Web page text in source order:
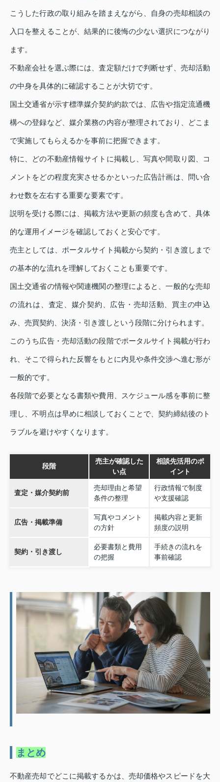
こうした行政の取り組みを踏まえながら、自身の売却相談の
入口を整えることが、結果的に後悔の少ない選択につながり
ます。
不動産会社を選ぶ際には、査定額だけで判断せず、売却活動
の中身を具体的に確認することが大切です。
国土交通省が示す標準媒介契約約款では、広告や指定流通機
構への登録など、媒介業務の内容が整理されており、どこま
で実施してもらえるかを事前に把握できます。
特に、どの不動産情報サイトに掲載し、写真や間取り図、コ
メントをどの程度充実させるかといった広告計画は、問い合
わせ数を左右する重要な要素です。
説明を受ける際には、掲載方法や更新の頻度も含めて、具体
的な運用イメージを確認しておくと安心です。
売主としては、ポータルサイト掲載から契約・引き渡しまで
の基本的な流れを理解しておくことも重要です。
国土交通省の情報や関連機関の整理によると、一般的な売却
の流れは、査定、媒介契約、広告・売却活動、買主の申込
み、売買契約、決済・引き渡しという段階に分けられます。
このうち広告・売却活動の段階でポータルサイト掲載が行わ
れ、そこで得られた反響をもとに内見や条件交渉へ進む形が
一般的です。
各段階で必要となる書類や費用、スケジュール感を事前に整
理し、不明点は早めに相談しておくことで、契約締結後のト
ラブルを避けやすくなります。
段階
売主が確認した
い点
相談先活用のポ
イント
査定・媒介契約前
売却理由と希望
条件の整理
行政情報で制度
や支援確認
広告・掲載準備
写真やコメント
の方針
掲載内容と更新
頻度の説明
契約・引き渡し
必要書類と費用
の把握
手続きの流れを
事前確認
まとめ
不動産売却でどこに掲載するかは、売却価格やスピードを大